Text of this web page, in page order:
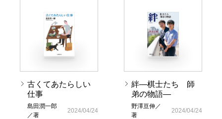
古くてあたらしい
仕事
島田潤一郎
／著
2024/04/24
絆―棋士たち 師
弟の物語―
野澤亘伸／
著
2024/04/24